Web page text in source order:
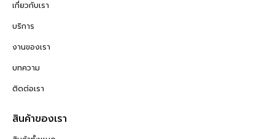
เกี่ยวกับเรา
บริการ
งานของเรา
บทความ
ติดต่อเรา
สินค้าของเรา